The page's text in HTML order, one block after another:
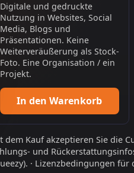
Digitale und gedruckte
Nutzung in Websites, Social
Media, Blogs und
Präsentationen. Keine
Weiterveräußerung als Stock-
Foto. Eine Organisation / ein
Projekt.
In den Warenkorb
dem Kauf akzeptieren Sie die
und
· Lizenzbedingungen für